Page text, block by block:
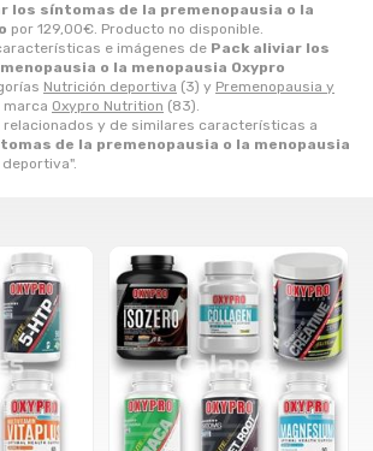
los síntomas de la premenopausia o la
por 129,00€. Producto no disponible.
e imágenes de Pack aliviar los
o la menopausia Oxypro
Nutrición deportiva (3) y Premenopausia y
marca Oxypro Nutrition (83).
y de similares características a
de la premenopausia o la menopausia